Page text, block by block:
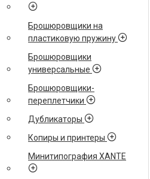
Брошюровщики на
пластиковую пружину
Брошюровщики
универсальные
Брошюровщики-
переплетчики
Дубликаторы
Копиры и принтеры
Минитипография XANTE